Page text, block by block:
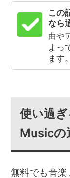
この
なら
曲や
よっ
ます。
使い過
Musicの
無料でも音